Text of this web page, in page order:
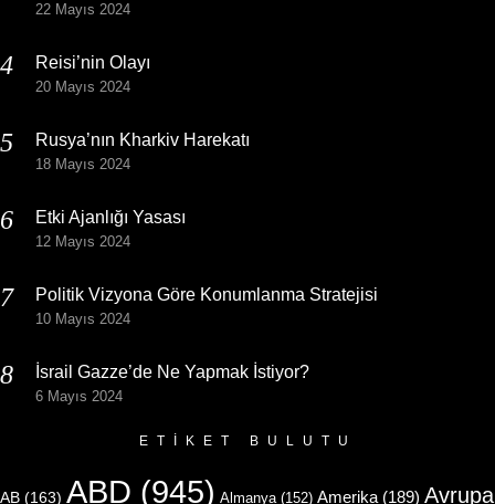
22 Mayıs 2024
Reisi’nin Olayı
20 Mayıs 2024
Rusya’nın Kharkiv Harekatı
18 Mayıs 2024
Etki Ajanlığı Yasası
12 Mayıs 2024
Politik Vizyona Göre Konumlanma Stratejisi
10 Mayıs 2024
İsrail Gazze’de Ne Yapmak İstiyor?
6 Mayıs 2024
ETIKET BULUTU
AB (163) ABD (945) Almanya(152) Amerika (189) Avrupa